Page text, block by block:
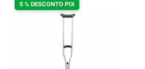
5 % DESCONTO PIX